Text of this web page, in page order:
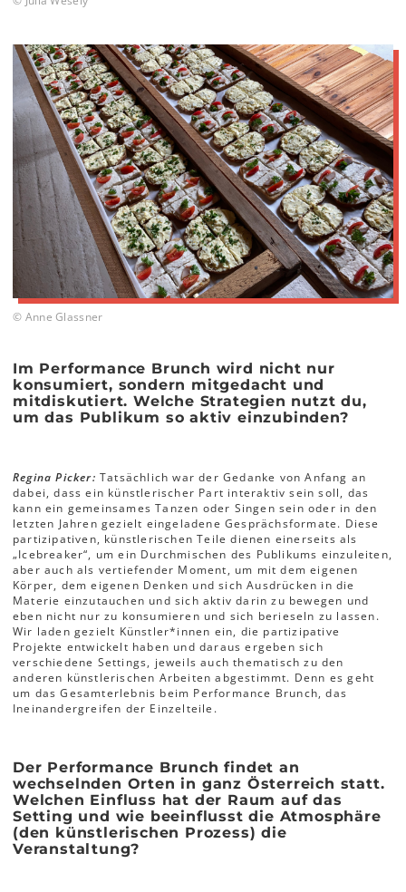
© Anne Glassner
Im Performance Brunch wird nicht nur
konsumiert, sondern mitgedacht und
mitdiskutiert. Welche Strategien nutzt du,
um das Publikum so aktiv einzubinden?
Regina Picker: Tatsächlich war der Gedanke von Anfang an
dabei, dass ein künstlerischer Part interaktiv sein soll, das
kann ein gemeinsames Tanzen oder Singen sein oder in den
letzten Jahren gezielt eingeladene Gesprächsformate. Diese
partizipativen, künstlerischen Teile dienen einerseits als
„Icebreaker“, um ein Durchmischen des Publikums einzuleiten,
aber auch als vertiefender Moment, um mit dem eigenen
Körper, dem eigenen Denken und sich Ausdrücken in die
Materie einzutauchen und sich aktiv darin zu bewegen und
eben nicht nur zu konsumieren und sich berieseln zu lassen.
Wir laden gezielt Künstler*innen ein, die partizipative
Projekte entwickelt haben und daraus ergeben sich
verschiedene Settings, jeweils auch thematisch zu den
anderen künstlerischen Arbeiten abgestimmt. Denn es geht
um das Gesamterlebnis beim Performance Brunch, das
Ineinandergreifen der Einzelteile.
Der Performance Brunch findet an
wechselnden Orten in ganz Österreich statt.
Welchen Einfluss hat der Raum auf das
Setting und wie beeinflusst die Atmosphäre
(den künstlerischen Prozess) die
Veranstaltung?